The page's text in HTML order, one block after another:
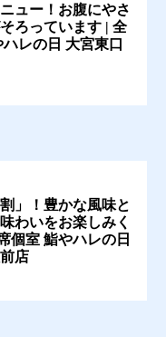
ュー！お腹にやさ
ろっています | 全
レの日 大宮東口
」！豊かな風味と
わいをお楽しみく
個室 鮨やハレの日
店